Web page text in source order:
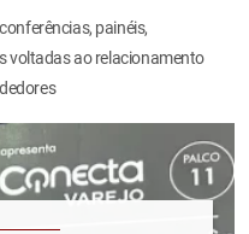
painéis,
voltadas ao relacionamento